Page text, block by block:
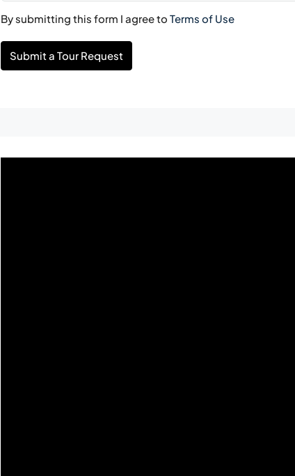
By submitting this form I agree toTerms of Use
Submit a Tour Request